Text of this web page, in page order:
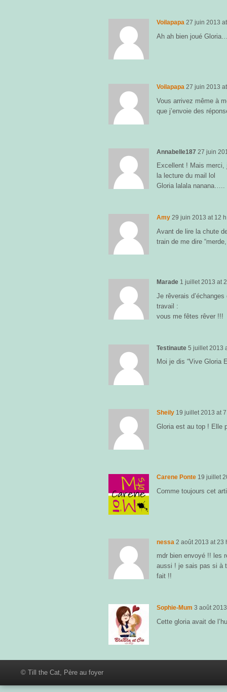
Voilapapa 27 juin 2013
Ah ah bien joué
Voilapapa 27 juin 2013
Vous arrivez même à
que j’envoie des
Annabelle187 27 juin
Excellent ! Mais merci,
la lecture du mail lol
Gloria lalala nanana…..
Amy 29 juin 2013 at 12
Avant de lire la chute
train de me dire
Marade 1 juillet 2013 at
Je rêverais
travail :
vous me fêtes rêver !!!
Testinaute 5 juillet 2013
Moi je dis “Vive Gloria
Sheily 19 juillet 2013 at
Gloria est au top ! Elle
Carene Ponte 19 juillet
Comme toujours cet
nessa 2 août 2013 at 23
mdr bien envoyé !! les
aussi ! je sais pas si à
fait !!
Sophie-Mum 3 août 2013
Cette gloria avait de
© Till the Cat, Père au foyer